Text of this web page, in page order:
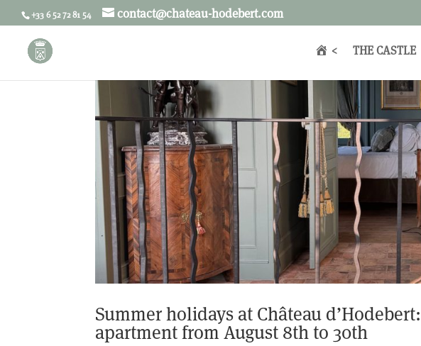
+33 6 52 72 81 54 contact@chateau-hodebert.com
< THE CASTLE
Summer holidays at Château
apartment from August 8th to 30th